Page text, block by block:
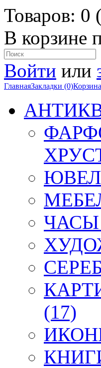
Товаров: 0
В корзине
Войти или
ГлавнаяЗакладки (0)
ЧАСЫ
(17)